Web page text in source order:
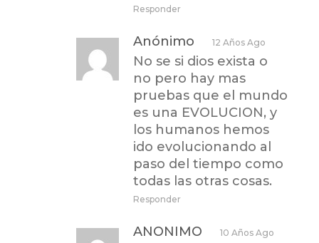
Responder
Anónimo 12 Años Ago
No se si dios exista o
no pero hay mas
pruebas que el mundo
es una EVOLUCION, y
los humanos hemos
ido evolucionando al
paso del tiempo como
todas las otras cosas.
Responder
ANONIMO 10 Años Ago